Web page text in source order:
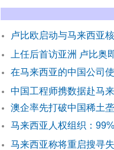
卢比欧启动与马来西亚
上任后首访亚洲 卢比奥
在马来西亚的中国公司
中国工程师携数据赴马
澳企率先打破中国稀土
马来西亚人权组织：
马来西亚称将重启搜寻